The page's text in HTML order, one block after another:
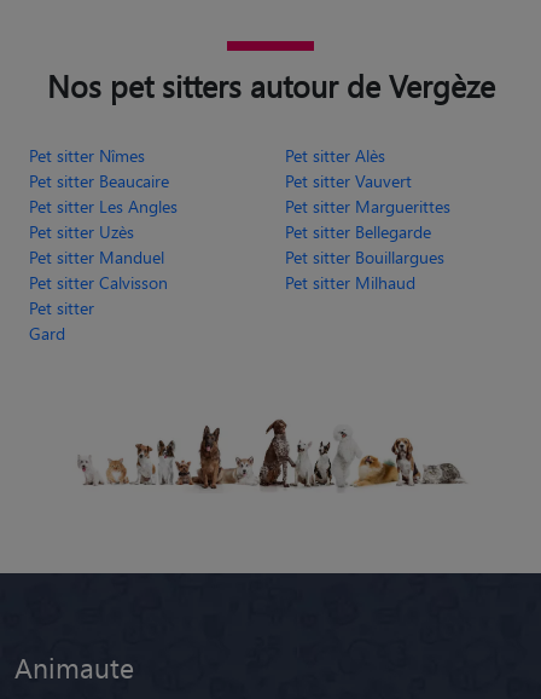
Nos pet sitters autour de Vergèze
Pet sitter Nîmes
Pet sitter Alès
Pet sitter Les Angles
Pet sitter Marguerittes
Pet sitter Uzès
Pet sitter Bellegarde
Pet sitter Manduel
Pet sitter Bouillargues
Pet sitter Calvisson
Pet sitter Milhaud
Pet sitter
Gard
Garde Chien